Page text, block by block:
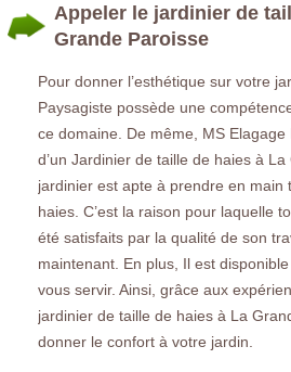
Appeler le jardinier de
Grande Paroisse
Pour donner l’esthétique sur votre
Paysagiste possède une
ce domaine. De même, MS Elagage
d’un Jardinier de taille de haies à
jardinier est apte à prendre en main
haies. C’est la raison pour laquelle
été satisfaits par la qualité de son
maintenant. En plus, Il est
vous servir. Ainsi, grâce aux
jardinier de taille de haies à La
donner le confort à votre jardin.